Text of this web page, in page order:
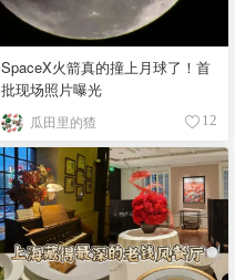
SpaceX火箭真的撞上月球了！首
批现场照片曝光
瓜田里的猹 12